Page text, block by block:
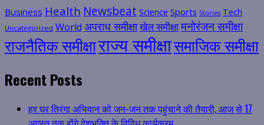
Business Health Newsbeat Science Sports Stories Tech
Uncategorized World अपराध समीक्षाखेल समीक्षामनोरंजन समीक्षा
राजनैतिक समीक्षाराज्य समीक्षासमाजिक समीक्षा
Recent Posts
हर घर तिरंगा अभियान को जन-जन तक पहुंचाने की तैयारी, आज से 17